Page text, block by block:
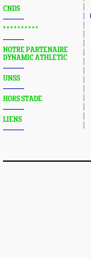
CNDS
* * * * * * * * * *
NOTRE PARTENAIRE
DYNAMIC ATHLETIC
UNSS
HORS STADE
LIENS